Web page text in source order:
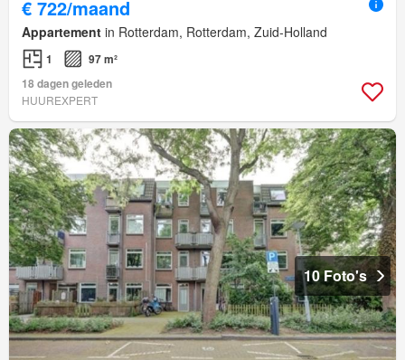
€ 722/maand
Appartement in Rotterdam, Rotterdam, Zuid-Holland
1
97 m²
18 dagen geleden
HUUREXPERT
10 Foto's